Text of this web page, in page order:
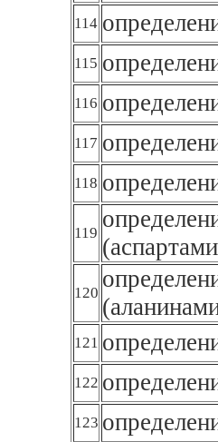
114
115
116
117
118
119
120
121
122
123